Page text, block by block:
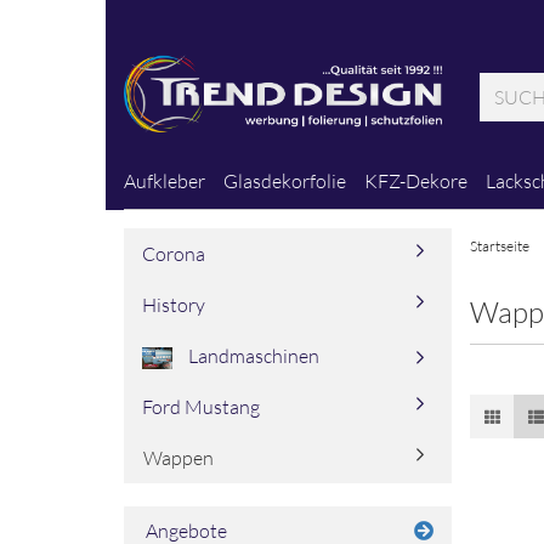
Aufkleber Glasdekorfolie KFZ-Dekore
Startseite
Corona
History
Landmaschinen
Ford Mustang
Wappen
Angebote